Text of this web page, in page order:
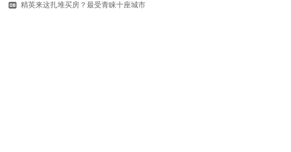
精英来这扎堆买房？最受青睐十座城市